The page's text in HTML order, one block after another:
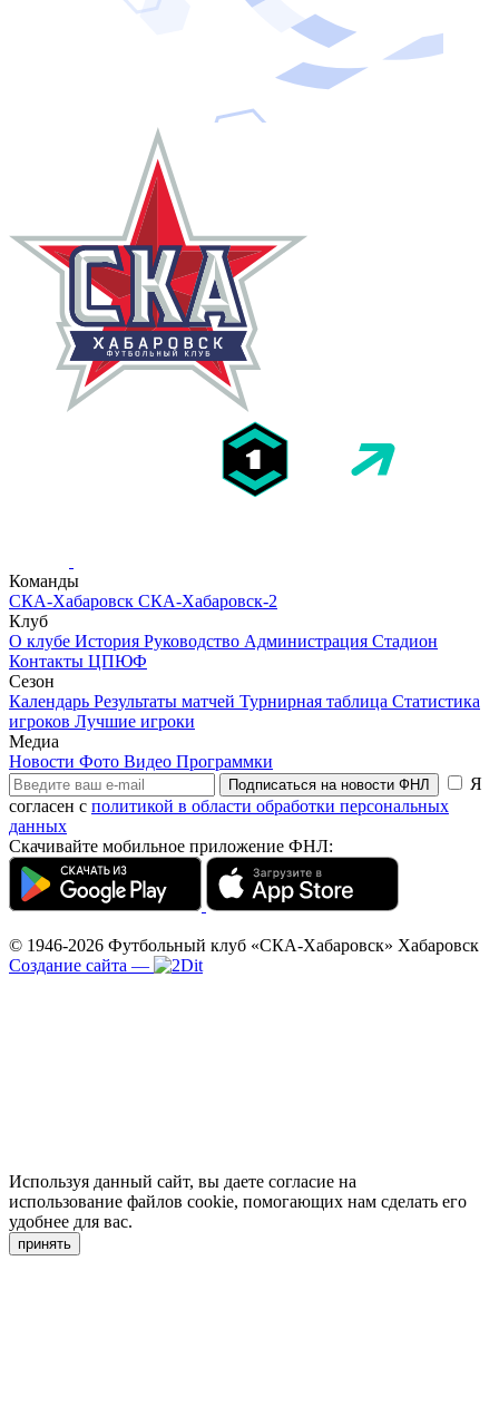
Команды
СКА-Хабаровск СКА-Хабаровск-2
Клуб
О клубе История Руководство Администрация Стадион
Контакты ЦПЮФ
Сезон
Календарь Результаты матчей Турнирная таблица Статистика
игроков Лучшие игроки
Медиа
Новости Фото Видео Программки
Подписаться на новости ФНЛ
Я
согласен с политикой в области обработки персональных
данных
Скачивайте мобильное приложение ФНЛ:
© 1946-2026 Футбольный клуб «СКА-Хабаровск» Хабаровск
Создание сайта —
Используя данный сайт, вы даете согласие на
использование файлов cookie, помогающих нам сделать его
удобнее для вас.
принять